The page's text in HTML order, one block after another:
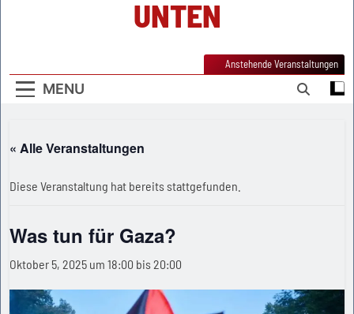
UNTEN
MENU
Anstehende Veranstaltungen
« Alle Veranstaltungen
Diese Veranstaltung hat bereits stattgefunden.
Was tun für Gaza?
Oktober 5, 2025 um 18:00 bis20:00